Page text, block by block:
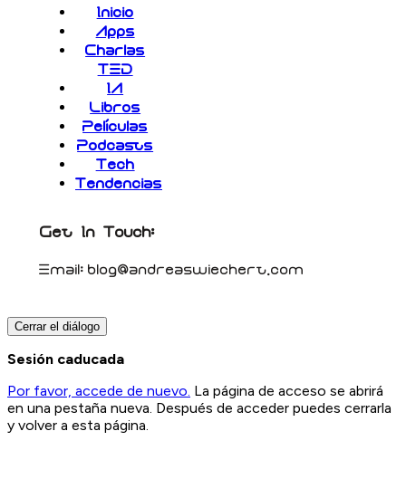
Inicio
Apps
Charlas
TED
IA
Libros
Películas
Podcasts
Tech
Tendencias
Get In Touch:
Email: blog@andreaswiechert.com
Cerrar el diálogo
Sesión caducada
Por favor, accede de nuevo. La página de acceso se abrirá
en una pestaña nueva. Después de acceder puedes cerrarla
y volver a esta página.